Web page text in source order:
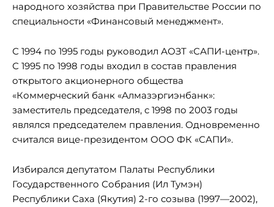
народного хозяйства при Правительстве России по
специальности «Финансовый менеджмент».
С 1994 по 1995 годы руководил АОЗТ «САПИ-центр».
С 1995 по 1998 годы входил в состав правления
открытого акционерного общества
«Коммерческий банк «Алмазэргиэнбанк»:
заместитель председателя, с 1998 по 2003 годы
являлся председателем правления. Одновременно
считался вице-президентом ООО ФК «САПИ».
Избирался депутатом Палаты Республики
Государственного Собрания (Ил Тумэн)
Республики Саха (Якутия) 2-го созыва (1997—2002),